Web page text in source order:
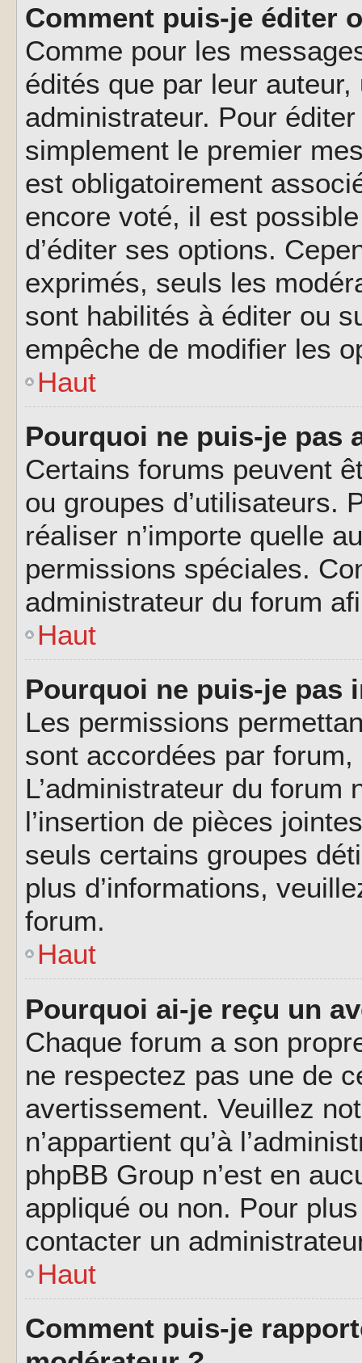
Comment puis-je éditer
Comme pour les
édités que par leur
administrateur. Pour
simplement le premier
est obligatoirement
encore voté, il est
d’éditer ses options.
exprimés, seuls les
sont habilités à éditer ou
empêche de modifier les
Haut
Pourquoi ne puis-je pas
Certains forums peuvent
ou groupes d’utilisateurs.
réaliser n’importe quelle
permissions spéciales.
administrateur du forum
Haut
Pourquoi ne puis-je pas
Les permissions
sont accordées par
L’administrateur du forum
l’insertion de pièces
seuls certains groupes
plus d’informations,
forum.
Haut
Pourquoi ai-je reçu un
Chaque forum a son
ne respectez pas une de
avertissement. Veuillez
n’appartient qu’à
phpBB Group n’est en
appliqué ou non. Pour
contacter un
Haut
Comment puis-je